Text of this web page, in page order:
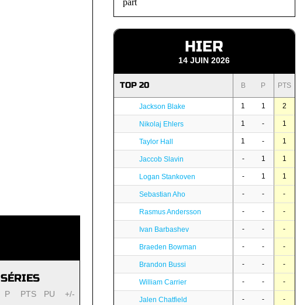
SÉRIES
P PTS PU +/-
HIER
14 JUIN 2026
TOP 20 B P PTS
Jackson Blake 1 1 2
Nikolaj Ehlers 1 - 1
Taylor Hall 1 - 1
Jaccob Slavin - 1 1
Logan Stankoven - 1 1
Sebastian Aho - - -
Rasmus Andersson - - -
Ivan Barbashev - - -
Braeden Bowman - - -
Brandon Bussi - - -
William Carrier - - -
Jalen Chatfield - - -